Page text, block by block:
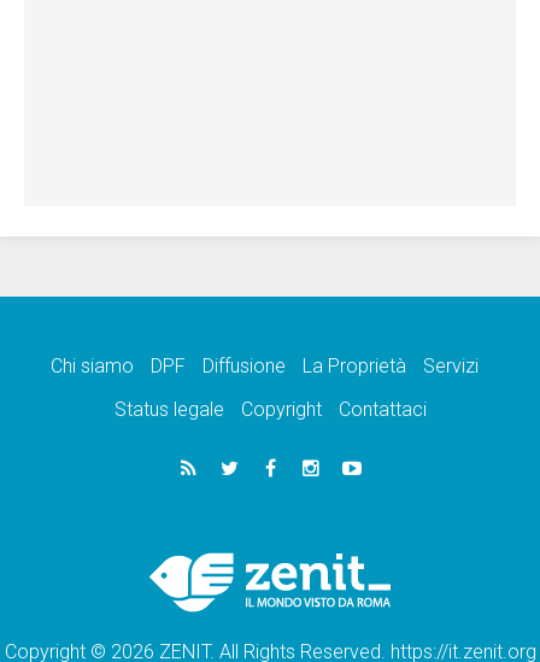
Chi siamo DPF Diffusione La Proprietà
Servizi
Status legale
Copyright Contattaci
Copyright © 2026 ZENIT. All Rights Reserved. https://it.zenit.org